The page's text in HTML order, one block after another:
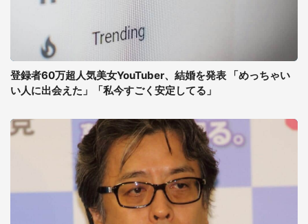
登録者60万超人気美女YouTuber、結婚を発表 「めっちゃい
い人に出会えた」「私今すごく安定してる」